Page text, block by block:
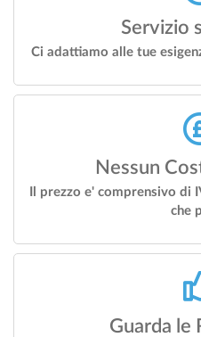
Servizio
Ci adattiamo alle tue
Nessun
Il prezzo e' comprensivo di
che
Guarda le